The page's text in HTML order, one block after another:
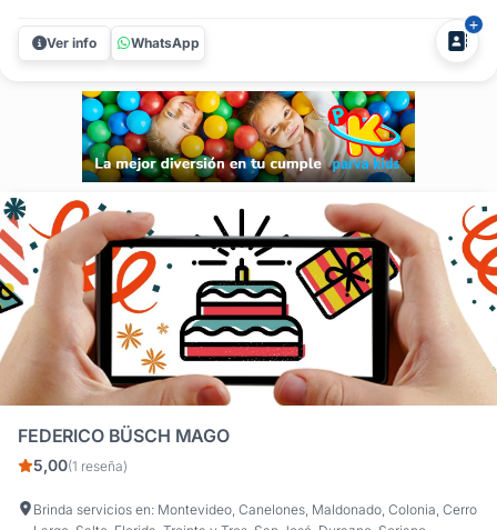
un show lleno de color y diversión que capturará la
imaginación de los más pequeños. El espectáculo está
Ver info WhatsApp
FEDERICO BÜSCH MAGO
5,00(1 reseña)
Brinda servicios en: Montevideo, Canelones, Maldonado, Colonia, Cerro